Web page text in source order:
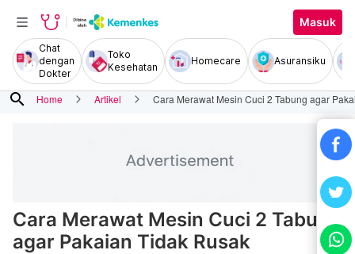
Masuk
Chat
dengan
Dokter
Toko
Kesehatan
Homecare Asuransiku
search Home Artikel Cara Merawat Mesin Cuci 2 Tabung agar
Cara Merawat Mesin Cuci 2 Tabung
agar Pakaian Tidak Rusak